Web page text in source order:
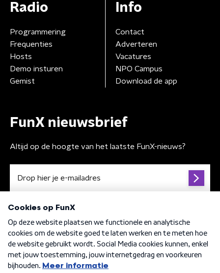
Radio
Programmering
Frequenties
Hosts
Demo insturen
Gemist
Info
Contact
Adverteren
Vacatures
NPO Campus
Download de app
FunX nieuwsbrief
Altijd op de hoogte van het laatste FunX-nieuws?
Algemene voorwaarden Privacybeleid